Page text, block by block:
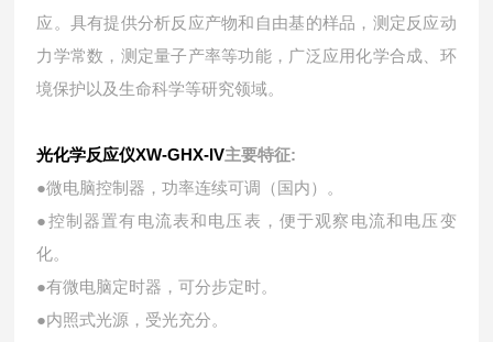
应。具有提供分析反应产物和自由基的样品，测定反应动
力学常数，测定量子产率等功能，广泛应用化学合成、环
境保护以及生命科学等研究领域。
光化学反应仪XW-GHX-IV主要特征:
●微电脑控制器，功率连续可调（国内）。
●控制器置有电流表和电压表，便于观察电流和电压变
化。
●有微电脑定时器，可分步定时。
●内照式光源，受光充分。